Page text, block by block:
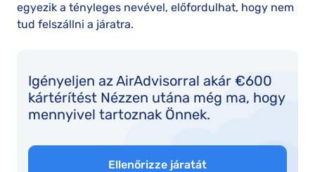
egyezik a tényleges nevével, előfordulhat, hogy nem
tud felszállni a járatra.
Igényeljen az AirAdvisorral akár €600
kártérítést Nézzen utána még ma, hogy
mennyivel tartoznak Önnek.
Ellenőrizze járatát